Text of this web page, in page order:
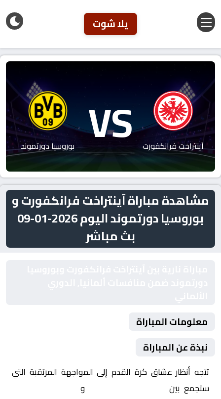
يلا شوت
آينتراخت فرانكفورت VS بوروسيا دورتموند
مشاهدة مباراة آينتراخت فرانكفورت و
بوروسيا دورتموند اليوم 2026-01-09
بث مباشر
معلومات المباراة
نبذة عن المباراة
تتجه أنظار عشاق كرة القدم إلى المواجهة المرتقبة التي
ستجمع بين
و